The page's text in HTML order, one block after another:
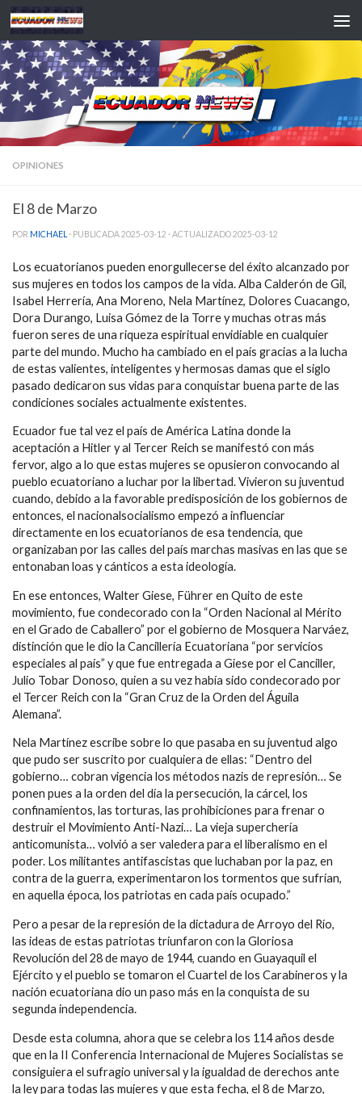
Saltar al contenido
OPINIONES
El 8 de Marzo
POR MICHAEL · PUBLICADA2025-03-12 · ACTUALIZADO2025-03-12
Los ecuatorianos pueden enorgullecerse del éxito alcanzado por
sus mujeres en todos los campos de la vida. Alba Calderón de Gil,
Isabel Herrería, Ana Moreno, Nela Martínez, Dolores Cuacango,
Dora Durango, Luisa Gómez de la Torre y muchas otras más
fueron seres de una riqueza espiritual envidiable en cualquier
parte del mundo. Mucho ha cambiado en el país gracias a la lucha
de estas valientes, inteligentes y hermosas damas que el siglo
pasado dedicaron sus vidas para conquistar buena parte de las
condiciones sociales actualmente existentes.
Ecuador fue tal vez el país de América Latina donde la
aceptación a Hitler y al Tercer Reich se manifestó con más
fervor, algo a lo que estas mujeres se opusieron convocando al
pueblo ecuatoriano a luchar por la libertad. Vivieron su juventud
cuando, debido a la favorable predisposición de los gobiernos de
entonces, el nacionalsocialismo empezó a influenciar
directamente en los ecuatorianos de esa tendencia, que
organizaban por las calles del país marchas masivas en las que se
entonaban loas y cánticos a esta ideología.
En ese entonces, Walter Giese, Führer en Quito de este
movimiento, fue condecorado con la “Orden Nacional al Mérito
en el Grado de Caballero” por el gobierno de Mosquera Narváez,
distinción que le dio la Cancillería Ecuatoriana “por servicios
especiales al país” y que fue entregada a Giese por el Canciller,
Julio Tobar Donoso, quien a su vez había sido condecorado por
el Tercer Reich con la “Gran Cruz de la Orden del Águila
Alemana”.
Nela Martínez escribe sobre lo que pasaba en su juventud algo
que pudo ser suscrito por cualquiera de ellas: “Dentro del
gobierno… cobran vigencia los métodos nazis de represión… Se
ponen pues a la orden del día la persecución, la cárcel, los
confinamientos, las torturas, las prohibiciones para frenar o
destruir el Movimiento Anti-Nazi… La vieja superchería
anticomunista… volvió a ser valedera para el liberalismo en el
poder. Los militantes antifascistas que luchaban por la paz, en
contra de la guerra, experimentaron los tormentos que sufrían,
en aquella época, los patriotas en cada país ocupado.”
Pero a pesar de la represión de la dictadura de Arroyo del Río,
las ideas de estas patriotas triunfaron con la Gloriosa
Revolución del 28 de mayo de 1944, cuando en Guayaquil el
Ejército y el pueblo se tomaron el Cuartel de los Carabineros y la
nación ecuatoriana dio un paso más en la conquista de su
segunda independencia.
Desde esta columna, ahora que se celebra los 114 años desde
que en la II Conferencia Internacional de Mujeres Socialistas se
consiguiera el sufragio universal y la igualdad de derechos ante
la ley para todas las mujeres y que esta fecha, el 8 de Marzo,